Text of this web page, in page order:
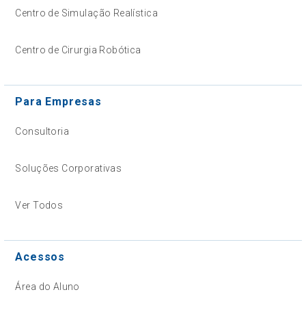
Centro de Simulação Realística
Centro de Cirurgia Robótica
Para Empresas
Consultoria
Soluções Corporativas
Ver Todos
Acessos
Área do Aluno